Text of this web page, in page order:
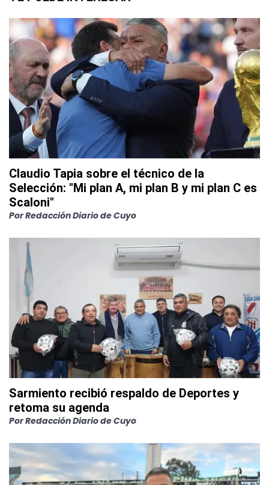
Claudio Tapia sobre el técnico de la
Selección: "Mi plan A, mi plan B y mi plan C es
Scaloni"
PorRedacción Diario de Cuyo
Sarmiento recibió respaldo de Deportes y
retoma su agenda
PorRedacción Diario de Cuyo